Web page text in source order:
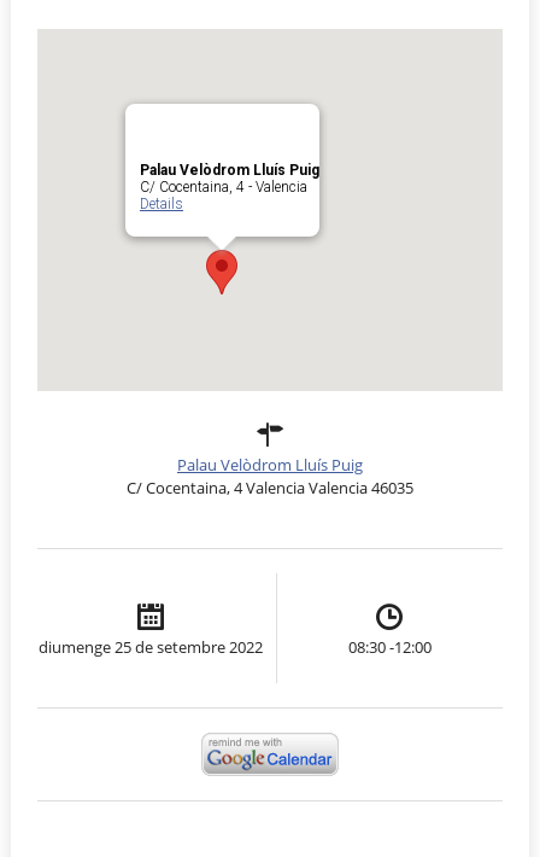
Palau Velòdrom Lluís Puig
C/ Cocentaina, 4 - Valencia
Details
Palau Velòdrom Lluís Puig
C/ Cocentaina, 4 Valencia Valencia 46035
diumenge 25 de setembre 2022 08:30 -12:00